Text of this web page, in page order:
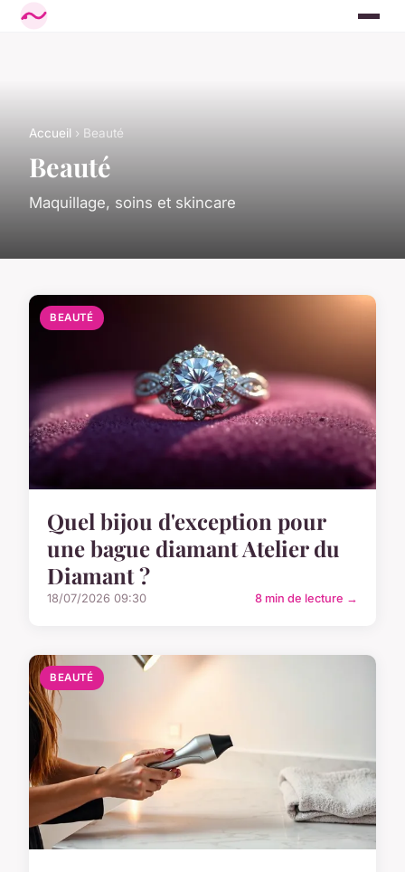
Accueil › Beauté
Beauté
Maquillage, soins et skincare
BEAUTÉ
Quel bijou d'exception pour
une bague diamant Atelier du
Diamant ?
18/07/2026 09:30 8 min de lecture →
BEAUTÉ